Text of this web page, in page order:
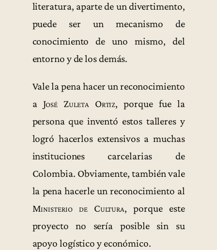
literatura, aparte de un divertimento,
puede ser un mecanismo de
conocimiento de uno mismo, del
entorno y de los demás.
Vale la pena hacer un reconocimiento
a José Zuleta Ortiz, porque fue la
persona que inventó estos talleres y
logró hacerlos extensivos a muchas
instituciones carcelarias de
Colombia. Obviamente, también vale
la pena hacerle un reconocimiento al
Ministerio de Cultura, porque este
proyecto no sería posible sin su
apoyo logístico y económico.